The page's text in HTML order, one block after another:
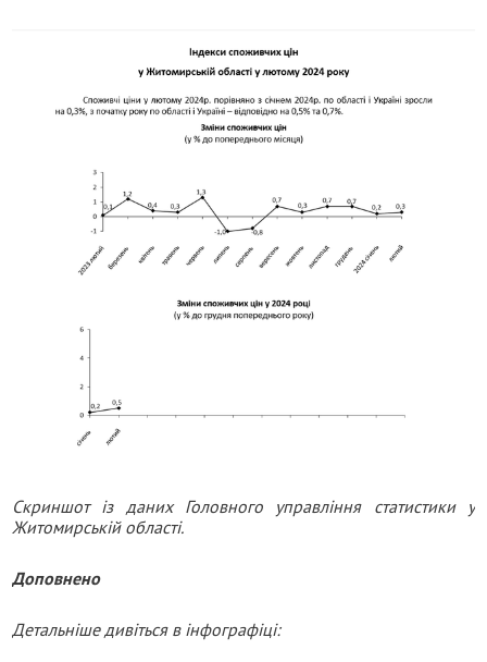
Скриншот із даних Головного управління статистики у
Житомирській області.
Доповнено
Детальніше дивіться в інфографіці: